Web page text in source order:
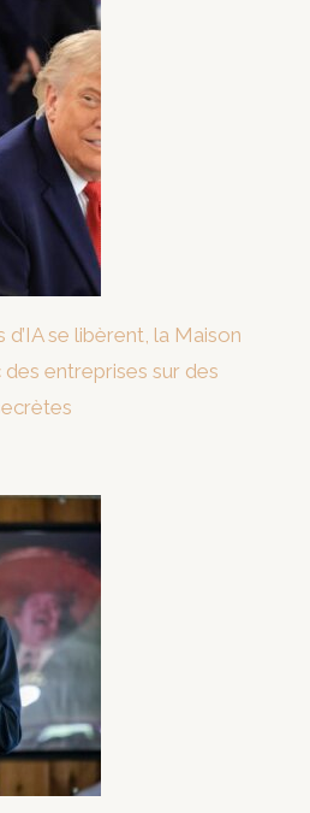
se libèrent, la Maison
entreprises sur des